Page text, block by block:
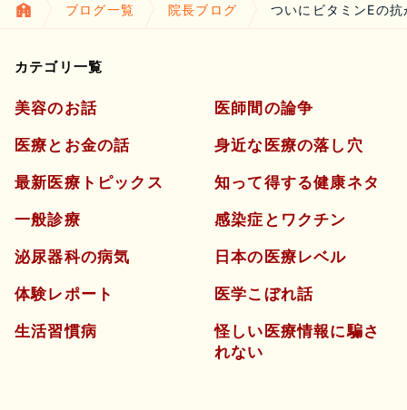
ブログ一覧 院長ブログ ついにビタミンEの
カテゴリ一覧
美容のお話
医療とお金の話
最新医療トピックス
一般診療
泌尿器科の病気
体験レポート
生活習慣病
医師間の論争
身近な医療の落し穴
知って得する健康ネタ
感染症とワクチン
日本の医療レベル
医学こぼれ話
怪しい医療情報に騙さ
れない